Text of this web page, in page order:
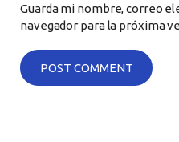
Guarda mi nombre, correo
navegador para la próxima